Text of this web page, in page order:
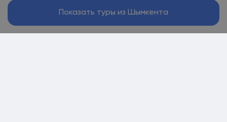
Показать туры из Шымкента